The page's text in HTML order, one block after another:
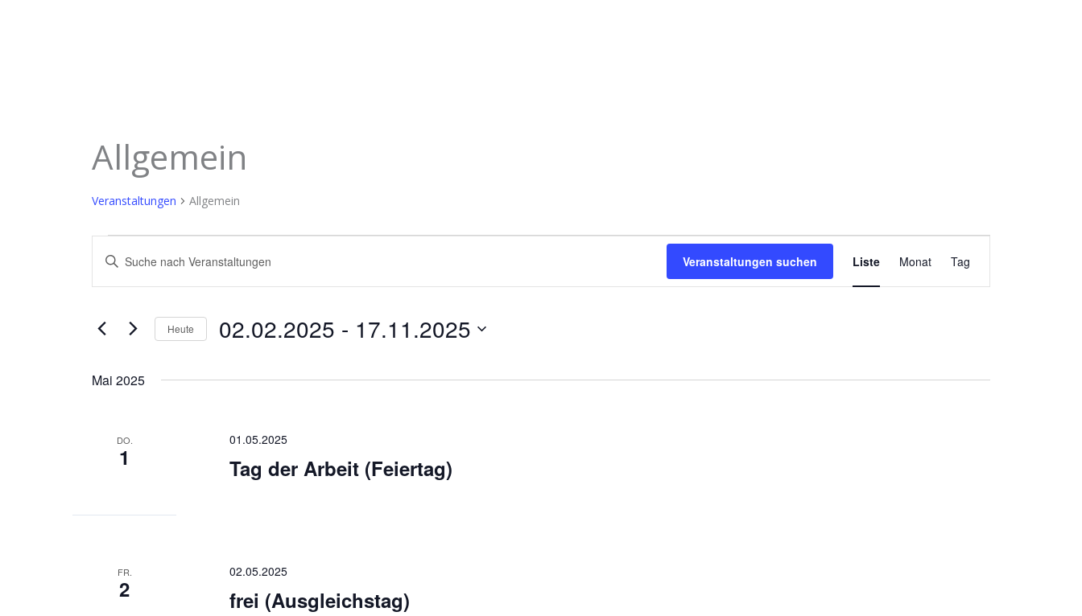
Allgemein
Veranstaltungen Allgemein
Veranstaltungen
Veranstaltungen
Suche
und
Bitte
Schlüsselwort
eingeben.
nach
Veranstaltungen suchen
Veranstaltung
Ansichten-
Navigation
Liste Monat Tag
Heute 02.02.2025 - 17.11.2025
Mai 2025
DO.
1 Tag der Arbeit (Feiertag)
01.05.2025
FR.
2 frei (Ausgleichstag)
02.05.2025